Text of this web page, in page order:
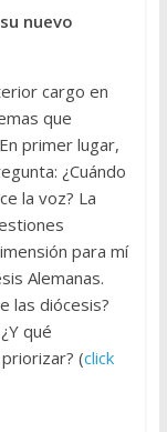
nuevo
cargo en
que
primer lugar,
¿Cuándo
la voz? La
para mí
Alemanas.
las diócesis?
qué
(click